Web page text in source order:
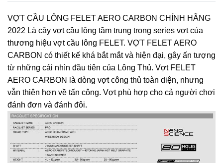
VỢT CẦU LÔNG FELET AERO CARBON CHÍNH HÃNG
2022 Là cây vợt cầu lông tầm trung trong series vợt của
thương hiệu vợt cầu lông FELET. VỢT FELET AERO
CARBON có thiết kế khá bắt mắt và hiện đại, gây ấn tượng
từ những cái nhìn đầu tiên của Lông Thủ. Vợt FELET
AERO CARBON là dòng vợt công thủ toàn diện, nhưng
vẫn thiên hơn về tấn công. Vợt phù hợp cho cả người chơi
đánh đơn và đánh đôi.